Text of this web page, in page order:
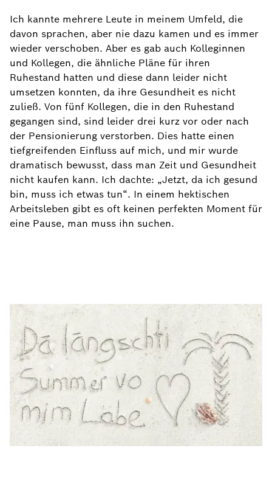
Ich kannte mehrere Leute in meinem Umfeld, die
davon sprachen, aber nie dazu kamen und es immer
wieder verschoben. Aber es gab auch Kolleginnen
und Kollegen, die ähnliche Pläne für ihren
Ruhestand hatten und diese dann leider nicht
umsetzen konnten, da ihre Gesundheit es nicht
zuließ. Von fünf Kollegen, die in den Ruhestand
gegangen sind, sind leider drei kurz vor oder nach
der Pensionierung verstorben. Dies hatte einen
tiefgreifenden Einfluss auf mich, und mir wurde
dramatisch bewusst, dass man Zeit und Gesundheit
nicht kaufen kann. Ich dachte: „Jetzt, da ich gesund
bin, muss ich etwas tun“. In einem hektischen
Arbeitsleben gibt es oft keinen perfekten Moment für
eine Pause, man muss ihn suchen.